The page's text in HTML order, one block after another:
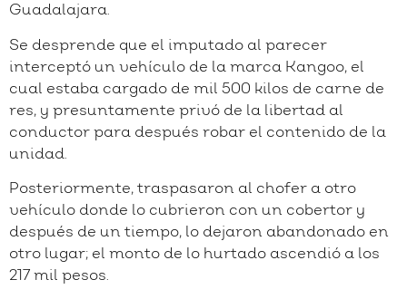
Guadalajara.
Se desprende que el imputado al parecer
interceptó un vehículo de la marca Kangoo, el
cual estaba cargado de mil 500 kilos de carne de
res, y presuntamente privó de la libertad al
conductor para después robar el contenido de la
unidad.
Posteriormente, traspasaron al chofer a otro
vehículo donde lo cubrieron con un cobertor y
después de un tiempo, lo dejaron abandonado en
otro lugar; el monto de lo hurtado ascendió a los
217 mil pesos.